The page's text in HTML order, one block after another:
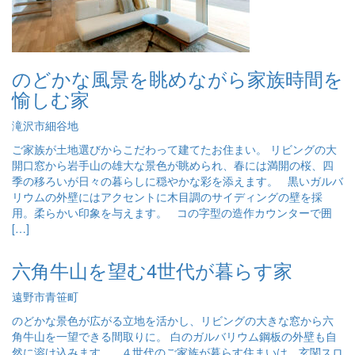
のどかな風景を眺めながら家族時間を
愉しむ家
滝沢市細谷地
ご家族が土地選びからこだわって建てたお住まい。 リビングの大
開口窓から岩手山の雄大な景色が眺められ、春には満開の桜、四
季の移ろいが日々の暮らしに穏やかな彩を添えます。 黒いガルバ
リウムの外壁にはアクセントに木目調のサイディングの壁を採
用。柔らかい印象を与えます。 コの字型の造作カウンターで囲
[…]
六角牛山を望む4世代が暮らす家
遠野市青笹町
のどかな景色が広がる立地を活かし、リビングの大きな窓から六
角牛山を一望できる間取りに。 白のガルバリウム鋼板の外壁も自
然に溶け込みます。 ４世代のご家族が暮らす住まいは、玄関スロ